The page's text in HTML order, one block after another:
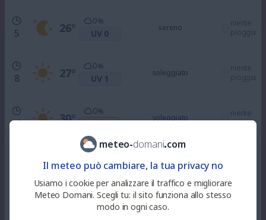
5 26°
0%
UV 0
sereno
niente
pioggia
8 27°
0%
UV 1
soleggiato
niente
pioggia
10 30°
0%
UV 4
soleggiato
niente
pioggia
33° UV 7
parzialmente nuvoloso
22%
UV 7
parzialmente nuvoloso
meteo-domani.com
Il meteo può cambiare, la tua privacy no
Usiamo i cookie per analizzare il traffico e migliorare
Meteo Domani. Scegli tu: il sito funziona allo stesso
modo in ogni caso.